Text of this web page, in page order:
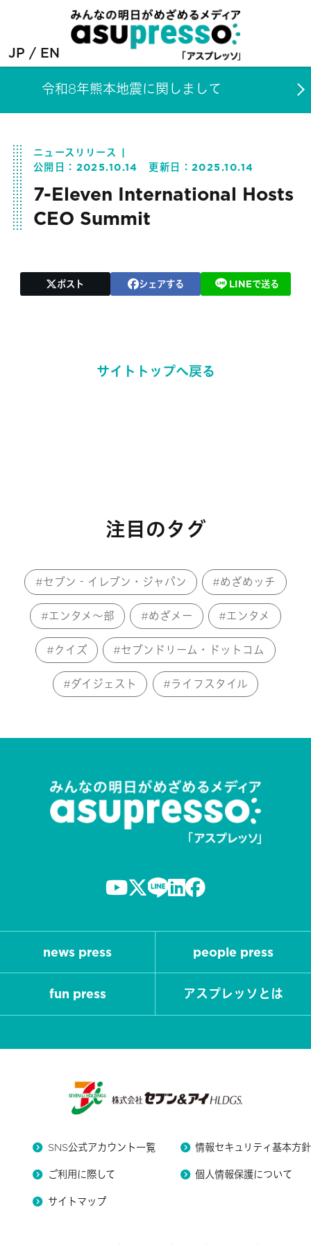
JP EN
令和8年熊本地震に関しまして
ニュースリリース
公開日： 2025.10.14 更新日：2025.10.14
7-Eleven International Hosts
CEO Summit
ポスト シェアする LINEで送る
サイトトップへ戻る
注目のタグ
セブン‐イレブン・ジャパン めざめッチ
エンタメ～部 めざメー エンタメ
クイズ セブンドリーム・ドットコム
ダイジェスト ライフスタイル
news press people press
fun press アスプレッソとは
SNS公式アカウント一覧 情報セキュリティ基本方針
ご利用に際して 個人情報保護について
サイトマップ